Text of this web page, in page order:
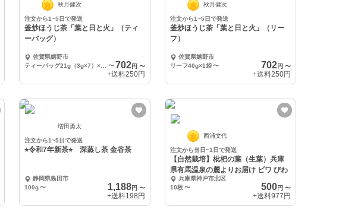
秋月健次
注文から1~5日で発送
釜炒ほうじ茶「葉と日と火」（ティ
ーバッグ）
佐賀県嬉野市
〜702円〜
+送料250円
秋月健次
注文から1~5日で発送
釜炒ほうじ茶「葉と日と火」（リー
フ）
佐賀県嬉野市
リーフ40g×1袋〜 702円 〜
+送料250円
増田勇太
注文から1~5日で発送
⭐︎令和7年新茶⭐︎ 深蒸し茶 金谷茶
静岡県島田市
100g 〜 1,188円〜
+送料198円
西浦文代
注文から当日~1日で発送
【自然栽培】枇杷の葉（生葉）兵庫
県有馬温泉の麓よりお届け ビワ びわ
兵庫県神戸市北区
10枚〜 500円 〜
+送料977円